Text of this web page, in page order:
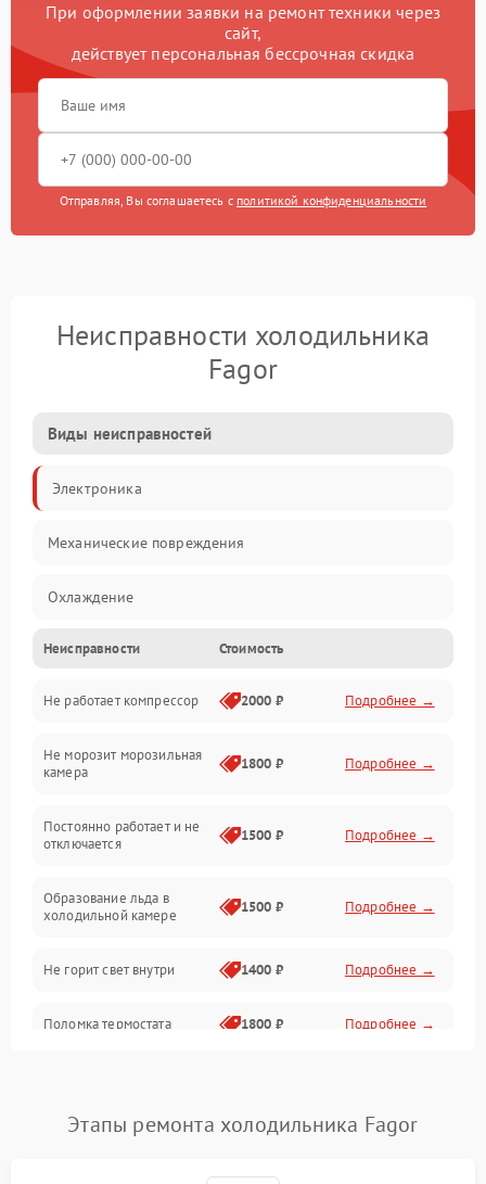
При оформлении заявки на ремонт техники через
сайт,
действует персональная бессрочная скидка
Отправляя, Вы соглашаетесь с политикой конфиденциальности
Неисправности холодильника
Fagor
Виды неисправностей
Электроника
Механические повреждения
Охлаждение
Механика
Электропитание
Дренаж
Неисправности Стоимость
Не работает компрессор 2000 ₽ Подробнее →
Не морозит морозильная
камера
1800 ₽ Подробнее →
Постоянно работает и не
отключается
1500 ₽ Подробнее →
Образование льда в
холодильной камере
1500 ₽ Подробнее →
Не горит свет внутри 1400 ₽ Подробнее →
Поломка термостата 1800 ₽ Подробнее →
Поломка системы No Frost 2600 ₽ Подробнее →
Этапы ремонта холодильника Fagor